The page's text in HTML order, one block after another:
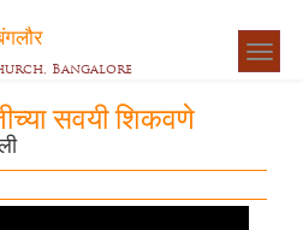
Bangalore
सवयी शिकवणे